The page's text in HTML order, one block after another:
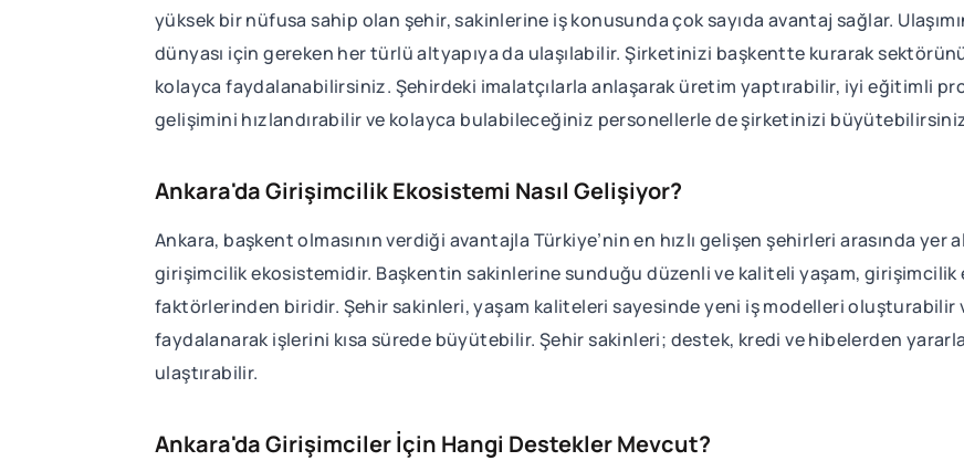
yüksek bir nüfusa sahip olan şehir, sakinlerine iş konusunda çok sayıda avantaj sağlar.
dünyası için gereken her türlü altyapıya da ulaşılabilir. Şirketinizi başkentte kurarak
kolayca faydalanabilirsiniz. Şehirdeki imalatçılarla anlaşarak üretim yaptırabilir, iyi eğitimli
gelişimini hızlandırabilir ve kolayca bulabileceğiniz personellerle de şirketinizi
Ankara'da Girişimcilik Ekosistemi Nasıl Gelişiyor?
Ankara, başkent olmasının verdiği avantajla Türkiye’nin en hızlı gelişen şehirleri arasında yer
girişimcilik ekosistemidir. Başkentin sakinlerine sunduğu düzenli ve kaliteli yaşam,
faktörlerinden biridir. Şehir sakinleri, yaşam kaliteleri sayesinde yeni iş modelleri oluşturabilir
faydalanarak işlerini kısa sürede büyütebilir. Şehir sakinleri; destek, kredi ve hibelerden
ulaştırabilir.
Ankara'da Girişimciler İçin Hangi Destekler Mevcut?